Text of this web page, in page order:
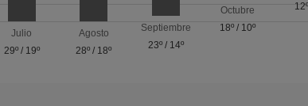
Julio
29º/ 19º
Agosto
28º / 18º
Septiembre
23º/ 14º
Octubre
18º / 10º